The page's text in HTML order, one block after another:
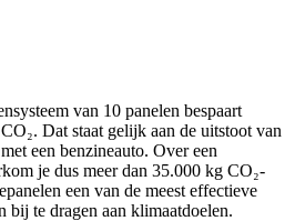
van 10 panelen bespaart
Dat staat gelijk aan de uitstoot van
een benzineauto. Over een
je dus meer dan 35.000 kg CO₂-
een van de meest effectieve
bij te dragen aan klimaatdoelen.